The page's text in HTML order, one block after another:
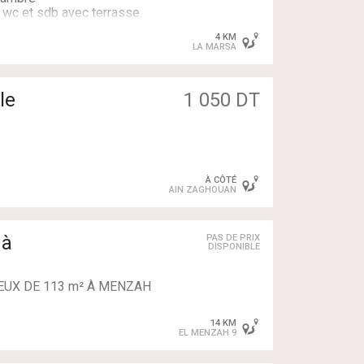
et sdb avec terrasse.
surveillance, près de
cafés, restaurants...)
4 KM
LA MARSA
1 050 DT
À CÔTÉ
AIN ZAGHOUAN
PAS DE PRIX
DISPONIBLE
DE 113 m² À MENZAH
14 KM
EL MENZAH 9